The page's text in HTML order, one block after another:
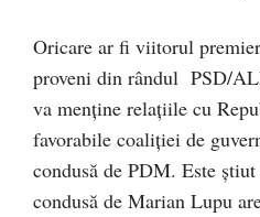
Oricare ar fi viitorul
proveni din rândul PSD/
va menține relațiile cu
favorabile coaliției de
condusă de PDM. Este
condusă de Marian Lupu